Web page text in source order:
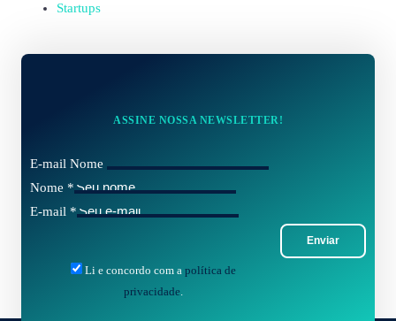
Startups
ASSINE NOSSA NEWSLETTER!
E-mail Nome
Nome *
E-mail *
Enviar
Li e concordo com a política de
privacidade.